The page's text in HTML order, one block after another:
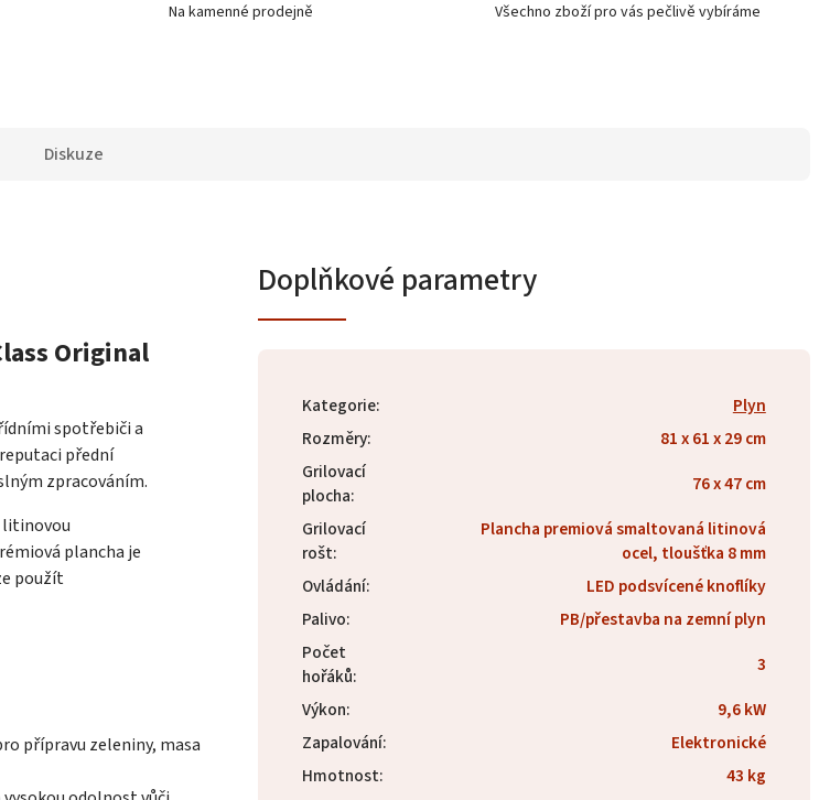
Na kamenné prodejně Všechno zboží pro vás pečlivě vybíráme
Diskuze
Original
spotřebiči a
přední
zpracováním.
litinovou
plancha je
použít
přípravu zeleniny, masa
Doplňkové parametry
Kategorie:
Plyn
Rozměry:
81 x 61 x 29 cm
Grilovací
plocha:
76 x 47 cm
Grilovací
rošt:
Plancha premiová smaltovaná litinová
ocel, tloušťka 8 mm
Ovládání:
LED podsvícené knoflíky
Palivo:
PB/přestavba na zemní plyn
Počet
hořáků:
3
Výkon:
9,6 kW
Zapalování:
Elektronické
Hmotnost:
43 kg